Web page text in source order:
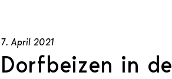
7. April 2021
Dorfbeizen in